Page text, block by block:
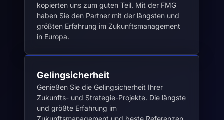
kopierten uns zum guten Teil. Mit der FMG
haben Sie den Partner mit der längsten und
größten Erfahrung im Zukunftsmanagement
in Europa.
Gelingsicherheit
Genießen Sie die Gelingsicherheit Ihrer
Zukunfts- und Strategie-Projekte. Die längste
und größte Erfahrung im
Zukunftsmanagement und beste Referenzen